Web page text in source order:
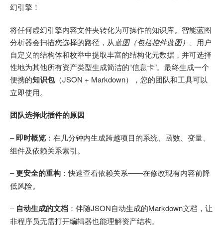
幻引擎！
将任何虚幻引擎内容文件夹转化为可操作的知识库。智能蓝图
分析器会扫描您选择的路径，从蓝图（包括控件蓝图） 、用户
自定义的结构体和枚举中提取丰富的结构化元数据，并可选择
性地为其他所有资产类型生成简洁的“信息卡”。最终生成一个
便携的知识包（JSON + Markdown），您的团队和工具可以
立即使用。
团队选择此插件的原因
–即时概览 ：在几分钟内生成跨越项目的系统、函数、变量、
组件及依赖关系索引。
–更安全的重构 ：快速查看依赖关系——在修改现有内容前降
低风险。
– 自动生成的文档 ：伴随JSON自动生成的Markdown文档，让
非程序员无需打开编辑器也能理解资产结构。